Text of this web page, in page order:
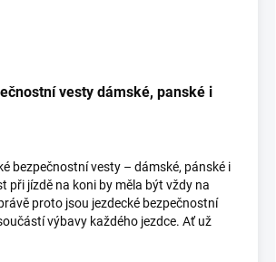
vesty dámské, panské i
bezpečnostní vesty – dámské, pánské i
při jízdě na koni by měla být vždy na
proto jsou jezdecké bezpečnostní
výbavy každého jezdce. Ať už